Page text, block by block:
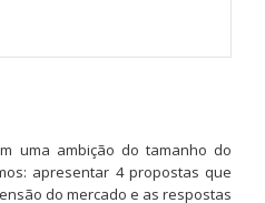
uma ambição do tamanho do
apresentar 4 propostas que
do mercado e as respostas